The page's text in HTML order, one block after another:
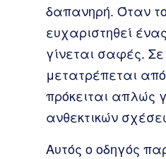
δαπανηρή. Όταν
ευχαριστηθεί
γίνεται σαφές.
μετατρέπεται
πρόκειται απλώς
ανθεκτικών
Αυτός ο οδηγός